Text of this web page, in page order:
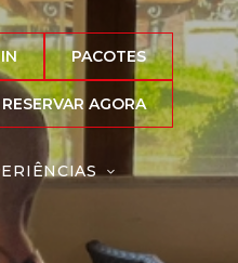
PACOTES
RESERVAR AGORA